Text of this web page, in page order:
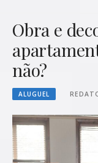
Obra e
não?
ALUGUEL